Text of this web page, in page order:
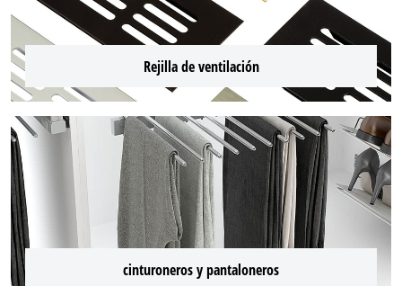
Rejilla de ventilación
cinturoneros y pantaloneros